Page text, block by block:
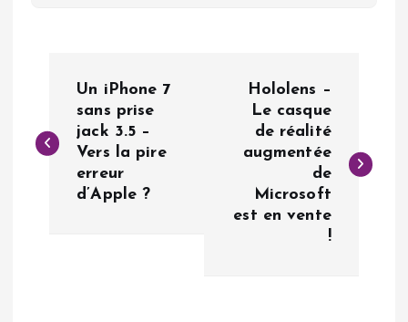
v
Un iPhone 7
sans prise
jack 3.5 –
Vers la pire
erreur
d’Apple ?
Hololens –
Le casque
de réalité
augmentée
de
Microsoft
est en vente
!